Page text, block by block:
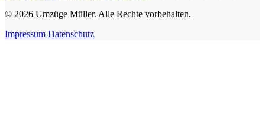
© 2026 Umzüge Müller. Alle Rechte vorbehalten.
Impressum Datenschutz